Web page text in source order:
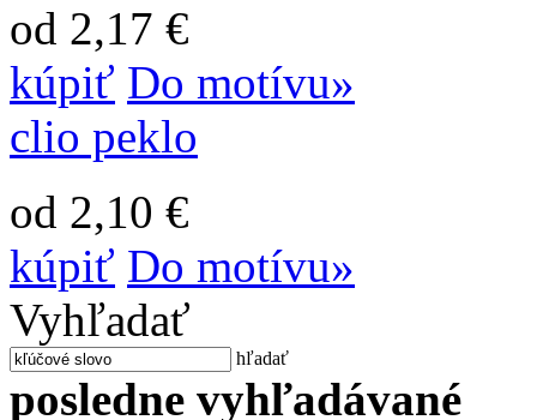
od 2,17 €
kúpiť Do motívu»
clio peklo
od 2,10 €
kúpiť Do motívu»
Vyhľadať
hľadať
posledne vyhľadávané